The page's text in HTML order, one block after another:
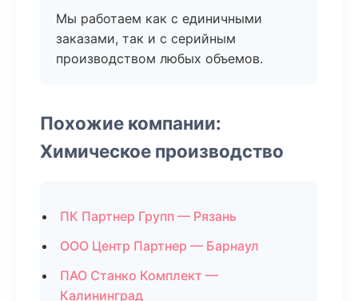
Мы работаем как с единичными
заказами, так и с серийным
производством любых объемов.
Похожие компании:
Химическое производство
ПК Партнер Групп — Рязань
ООО Центр Партнер — Барнаул
ПАО Станко Комплект —
Калининград